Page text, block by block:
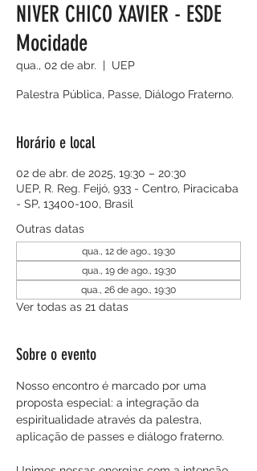
NIVER CHICO XAVIER - ESDE
Mocidade
qua., 02 de abr.
  |
UEP
Palestra Pública, Passe, Diálogo Fraterno.
Horário e local
02 de abr. de 2025, 19:30 – 20:30
UEP, R. Reg. Feijó, 933 - Centro, Piracicaba
- SP, 13400-100, Brasil
Outras datas
qua., 12 de ago., 19:30
qua., 19 de ago., 19:30
qua., 26 de ago., 19:30
Ver todas as 21 datas
Sobre o evento
Nosso encontro é marcado por uma
proposta especial: a integração da
espiritualidade através da palestra,
aplicação de passes e diálogo fraterno.